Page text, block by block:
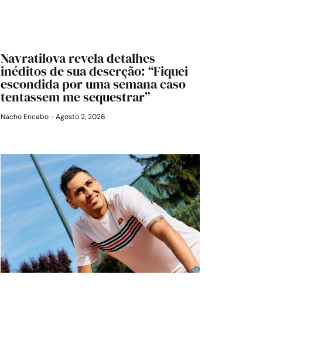
Navratilova revela detalhes
inéditos de sua deserção: “Fiquei
escondida por uma semana caso
tentassem me sequestrar”
Nacho Encabo Agosto 2, 2026